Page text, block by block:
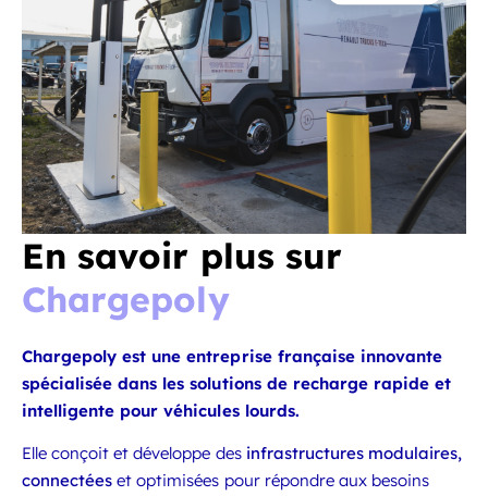
En savoir plus sur
Chargepoly
Chargepoly est une entreprise française innovante
spécialisée dans les solutions de recharge rapide et
intelligente pour véhicules lourds.
Elle conçoit et développe des infrastructures modulaires,
connectées et optimisées pour répondre aux besoins